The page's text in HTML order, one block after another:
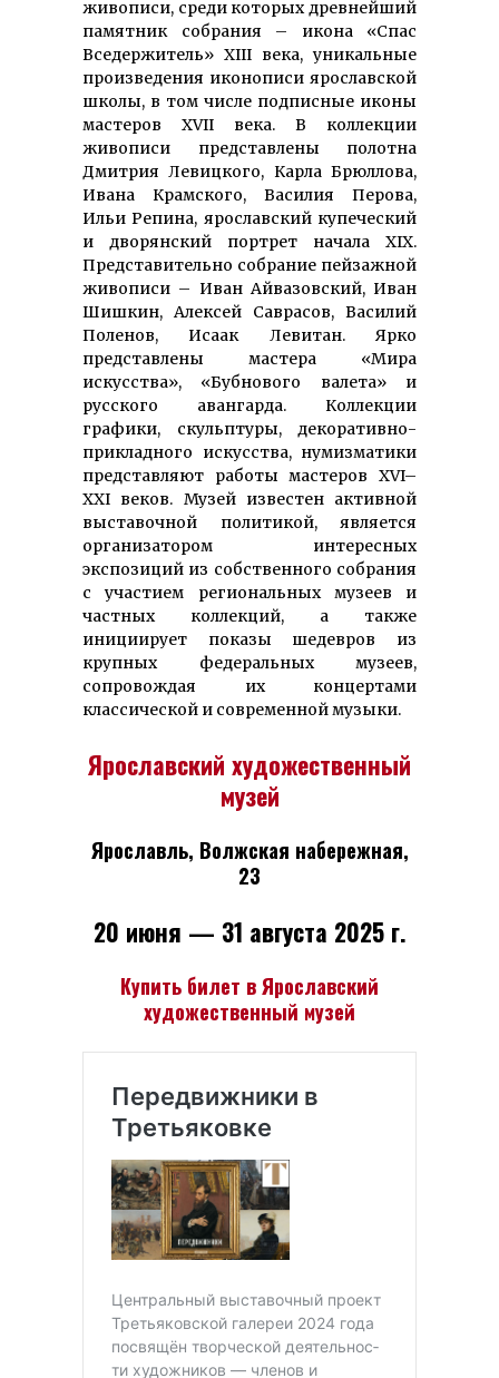
живописи, среди которых древнейший
памятник собрания – икона «Спас
Вседержитель» XIII века, уникальные
произведения иконописи ярославской
школы, в том числе подписные иконы
мастеров XVII века. В коллекции
живописи представлены полотна
Дмитрия Левицкого, Карла Брюллова,
Ивана Крамского, Василия Перова,
Ильи Репина, ярославский купеческий
и дворянский портрет начала XIX.
Представительно собрание пейзажной
живописи – Иван Айвазовский, Иван
Шишкин, Алексей Саврасов, Василий
Поленов, Исаак Левитан. Ярко
представлены мастера «Мира
искусства», «Бубнового валета» и
русского авангарда. Коллекции
графики, скульптуры, декоративно-
прикладного искусства, нумизматики
представляют работы мастеров XVI–
XXI веков. Музей известен активной
выставочной политикой, является
организатором интересных
экспозиций из собственного собрания
с участием региональных музеев и
частных коллекций, а также
инициирует показы шедевров из
крупных федеральных музеев,
сопровождая их концертами
классической и современной музыки.
Ярославский художественный
музей
Ярославль, Волжская набережная,
23
20 июня — 31 августа 2025 г.
Купить билет в Ярославский
художественный музей